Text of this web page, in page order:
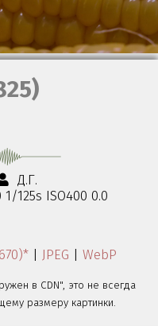
Д.Г.
125s ISO400 0.0
| JPEG | WebP
в CDN", это не всегда
размеру картинки.